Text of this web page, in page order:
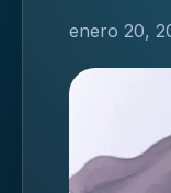
enero 20,